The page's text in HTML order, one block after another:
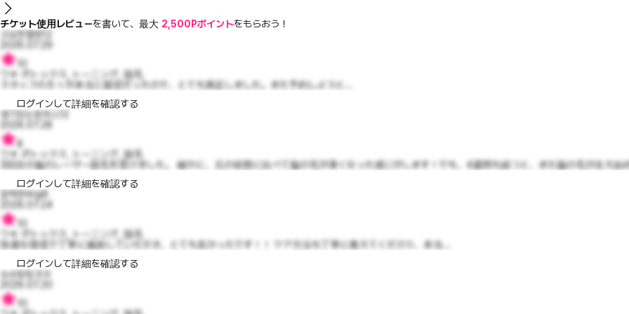
チケット使用レビューを書いて、最大 2,500Pポイントをもらおう！
고요한엘렌12
ワキ ボトックス, トーニング, 脱毛
スタッフの方々が本当に親切だったので、とても満足しました。また予約しようと...
ログインして詳細を確認する
생기있는토마스12
8
ワキ ボトックス, トーニング, 脱毛
3回目の脇のレーザー脱毛を受けました。 確かに、元の状態に比べて脇の毛が薄くなった感じがします！でも、4週間も経つと、また脇の毛が生え始
ログインして詳細を確認する
깜찍한바실6
2026.07.24
ワキ ボトックス, トーニング, 脱毛
快適な環境で丁寧に施術していただき、とても良かったです！！ ケア方法も丁寧に教えてくださり、本当...
ログインして詳細を確認する
슈슈링링크크